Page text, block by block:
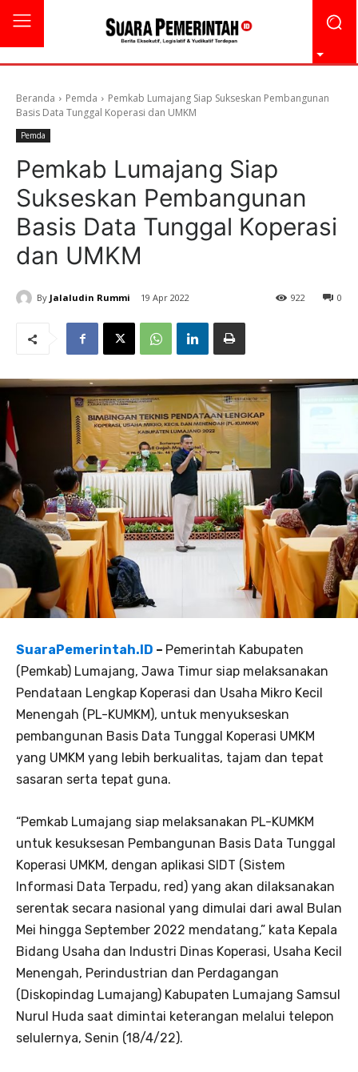
Beranda Pemda
Pemkab Lumajang Siap Sukseskan Pembangunan
Basis Data Tunggal Koperasi dan UMKM
Pemda
Pemkab Lumajang Siap
Sukseskan Pembangunan
Basis Data Tunggal Koperasi
dan UMKM
By Jalaludin Rummi 19 Apr 2022 0
922
SuaraPemerintah.ID – Pemerintah Kabupaten
(Pemkab) Lumajang, Jawa Timur siap melaksanakan
Pendataan Lengkap Koperasi dan Usaha Mikro Kecil
Menengah (PL-KUMKM), untuk menyukseskan
pembangunan Basis Data Tunggal Koperasi UMKM
yang UMKM yang lebih berkualitas, tajam dan tepat
sasaran serta tepat guna.
“Pemkab Lumajang siap melaksanakan PL-KUMKM
untuk kesuksesan Pembangunan Basis Data Tunggal
Koperasi UMKM, dengan aplikasi SIDT (Sistem
Informasi Data Terpadu, red) yang akan dilaksanakan
serentak secara nasional yang dimulai dari awal Bulan
Mei hingga September 2022 mendatang,” kata Kepala
Bidang Usaha dan Industri Dinas Koperasi, Usaha Kecil
Menengah, Perindustrian dan Perdagangan
(Diskopindag Lumajang) Kabupaten Lumajang Samsul
Nurul Huda saat dimintai keterangan melalui telepon
selulernya, Senin (18/4/22).